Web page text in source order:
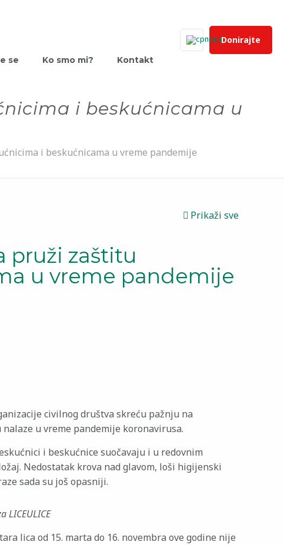
se Ko smo mi? Kontakt
Donirajte
i beskućnicama u
i beskućnicama u vreme pandemije
Prikaži sve
pruži zaštitu
u vreme pandemije
civilnog društva skreću pažnju na
u vreme pandemije koronavirusa.
i beskućnice suočavaju i u redovnim
Nedostatak krova nad glavom, loši higijenski
sada su još opasniji.
LICEULICE
lica od 15. marta do 16. novembra ove godine nije